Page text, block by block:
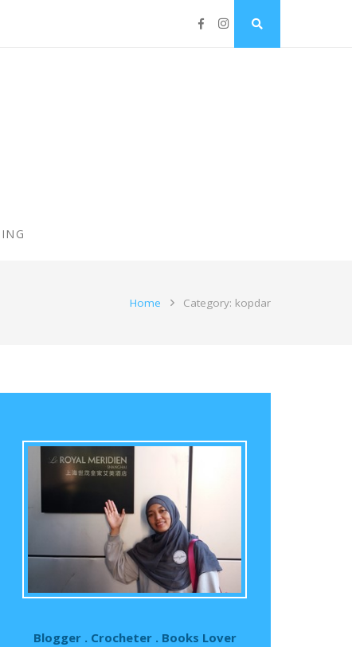
Home Category: kopdar
Blogger . Crocheter . Books Lover